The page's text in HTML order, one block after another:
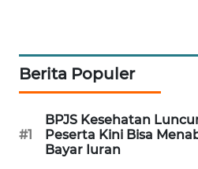
Berita Populer
#1
BPJS Kesehatan
Peserta Kini Bisa
Bayar Iuran
WISATA
WAHANA